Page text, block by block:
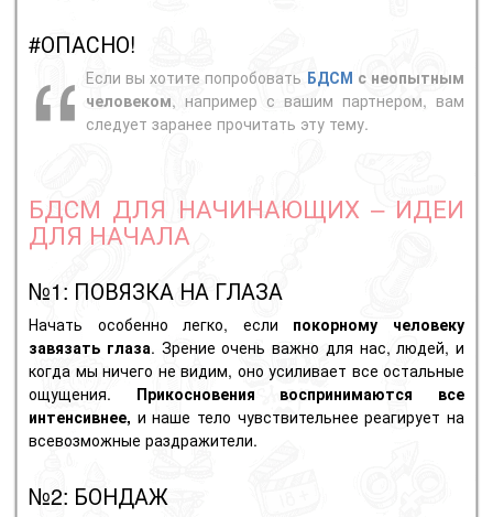
#ОПАСНО!
Если вы хотите попробовать БДСМ с неопытным
человеком, например с вашим партнером, вам
следует заранее прочитать эту тему.
БДСМ ДЛЯ НАЧИНАЮЩИХ – ИДЕИ
ДЛЯ НАЧАЛА
№1: ПОВЯЗКА НА ГЛАЗА
Начать особенно легко, если покорному человеку
завязать глаза. Зрение очень важно для нас, людей, и
когда мы ничего не видим, оно усиливает все остальные
ощущения. Прикосновения воспринимаются все
интенсивнее, и наше тело чувствительнее реагирует на
всевозможные раздражители.
№2: БОНДАЖ